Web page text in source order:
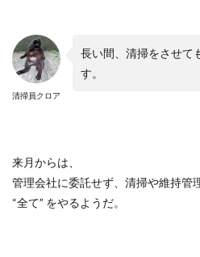
清掃員クロア
長い間、清掃をさせて
す。
来月からは、
管理会社に委託せず、清掃や維持管
“全て” をやるようだ。